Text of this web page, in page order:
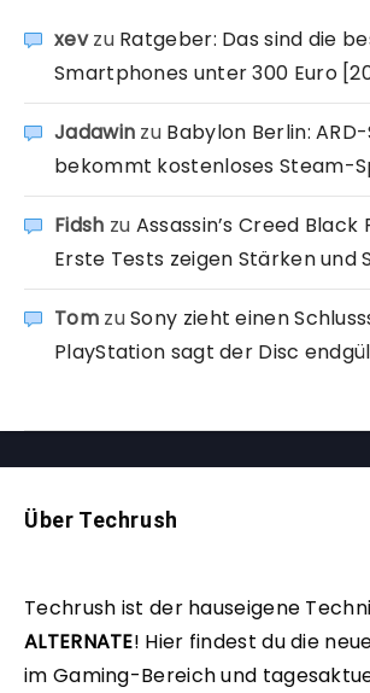
xevzu Ratgeber: Das sind die
Smartphones unter 300 Euro
Jadawin zu Babylon Berlin:
bekommt kostenloses Steam-
Fidsh zu Assassin’s Creed Black
Erste Tests zeigen Stärken und
TomzuSony zieht einen
PlayStation sagt der Disc
Über Techrush
Techrush ist der hauseigene
ALTERNATE! Hier findest du die
im Gaming-Bereich und